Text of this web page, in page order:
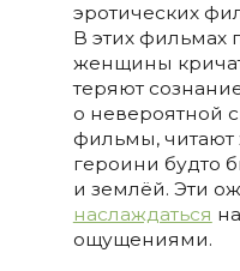
эротических
В этих фильмах
женщины
теряют
о невероятной
фильмы,
героини будто
и землёй. Эти
наслаждаться
ощущениями.